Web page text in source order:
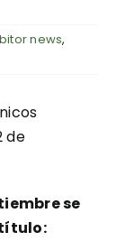
news,
de
se
título: